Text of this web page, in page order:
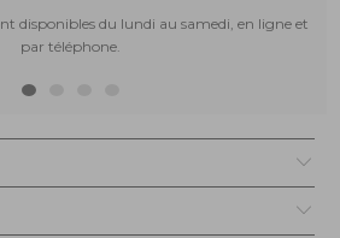
disponibles du lundi au samedi, en ligne et
par téléphone.